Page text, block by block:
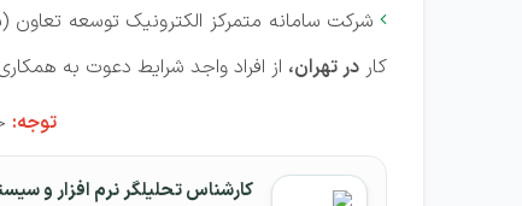
 شرکت سامانه متمرکز الکترونیک توسعه
کار در تهران، از افراد واجد شرایط دعوت به
توجه:
کارشناس تحلیلگر نرم افزار و